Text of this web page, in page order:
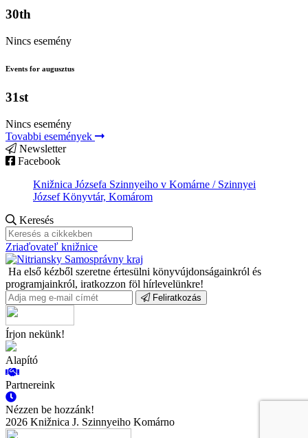
30th
Nincs esemény
Events for augusztus
31st
Nincs esemény
Tovabbi események
Newsletter
Facebook
Knižnica Józsefa Szinnyeiho v Komárne / Szinnyei
József Könyvtár, Komárom
Keresés
Zriaďovateľ knižnice
Ha első kézből szeretne értesülni könyvújdonságainkról és
programjainkról, iratkozzon föl hírlevelünkre!
Feliratkozás
Írjon nekünk!
Alapító
Partnereink
Nézzen be hozzánk!
2026 Knižnica J. Szinnyeiho Komárno